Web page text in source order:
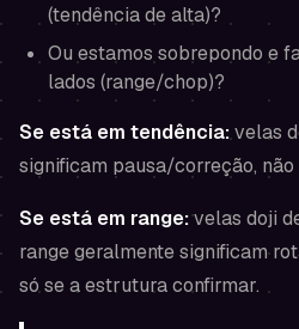
(tendência de alta)?
Ou estamos sobrepondo e
lados (range/chop)?
Se está em tendência:velas
significam pausa/correção,
Se está em range:velas doji
range geralmente significam
só se a estrutura confirmar.